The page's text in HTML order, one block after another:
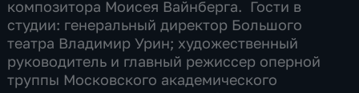
композитора Моисея Вайнберга. Гости в
студии: генеральный директор Большого
театра Владимир Урин; художественный
руководитель и главный режиссер оперной
труппы Московского академического